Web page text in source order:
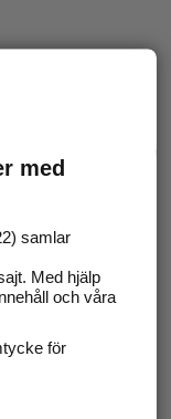
med
samlar
Med hjälp
och våra
för